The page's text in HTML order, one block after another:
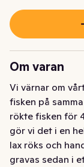
Om varan
Vi värnar om
fisken på
rökte fisken för
gör vi det i en
lax röks och
gravas sedan i